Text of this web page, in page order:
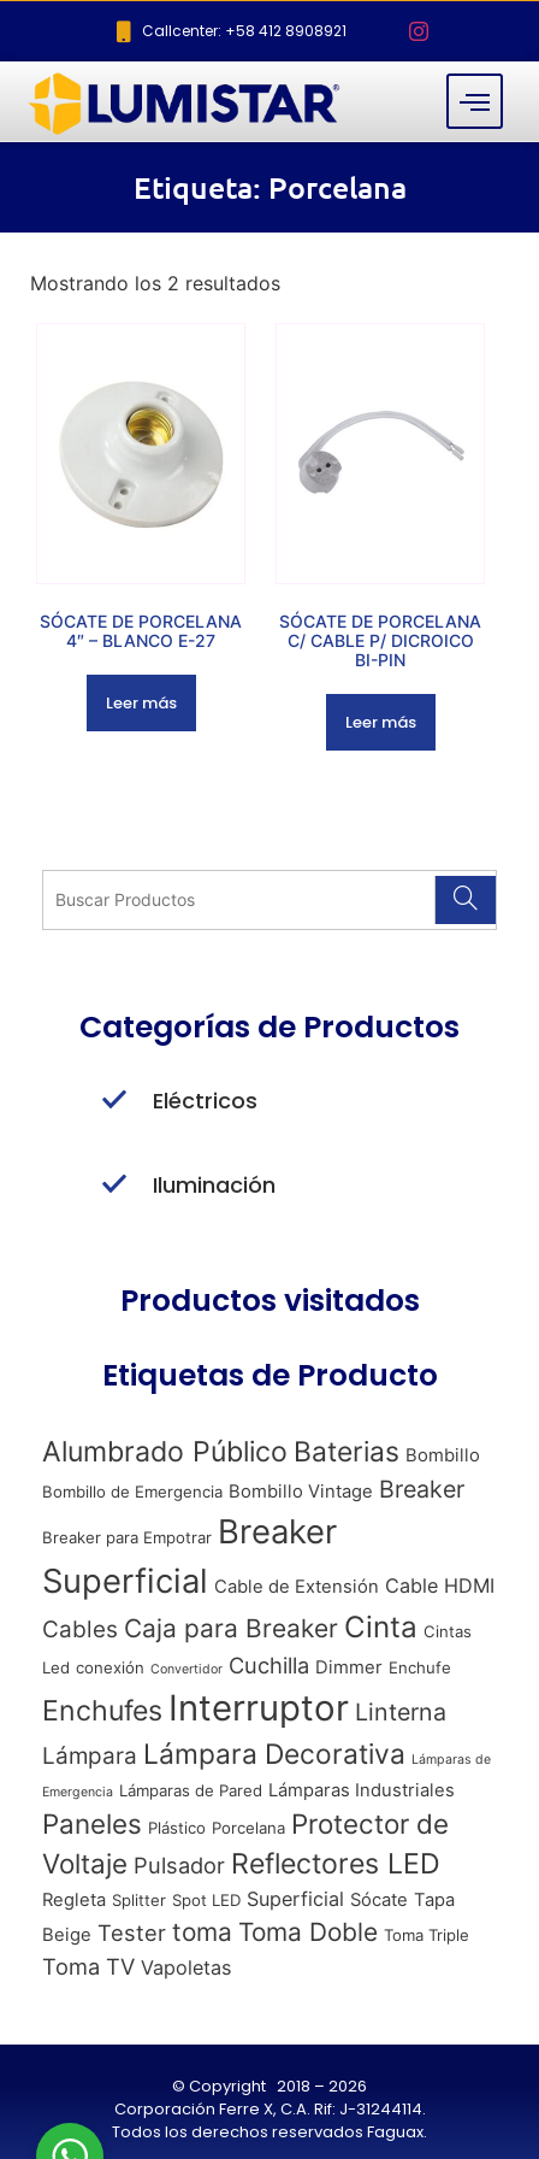
Callcenter: +58 412 8908921
Etiqueta: Porcelana
Mostrando los 2 resultados
SÓCATE DE PORCELANA
4″ – BLANCO E-27
Leer más
SÓCATE DE PORCELANA
C/ CABLE P/ DICROICO
BI-PIN
Leer más
Categorías de Productos
Eléctricos
Iluminación
Productos visitados
Etiquetas de Producto
Alumbrado Público Baterias Bombillo
Bombillo de Emergencia Bombillo Vintage Breaker
Breaker para Empotrar Breaker
Superficial Cable de Extensión Cable HDMI
Cables Caja para Breaker Cinta Cintas
Led conexión Convertidor Cuchilla Dimmer Enchufe
Enchufes Interruptor Linterna
Lámpara Lámpara Decorativa Lámparas de
Emergencia Lámparas de Pared Lámparas Industriales
Paneles Plástico Porcelana Protector de
Voltaje Pulsador Reflectores LED
Regleta Splitter Spot LED Superficial Sócate Tapa
Beige Tester toma Toma Doble Toma Triple
Toma TV Vapoletas
© Copyright 2018 – 2026
Corporación Ferre X, C.A. Rif: J-31244114.
Todos los derechos reservados Faguax.